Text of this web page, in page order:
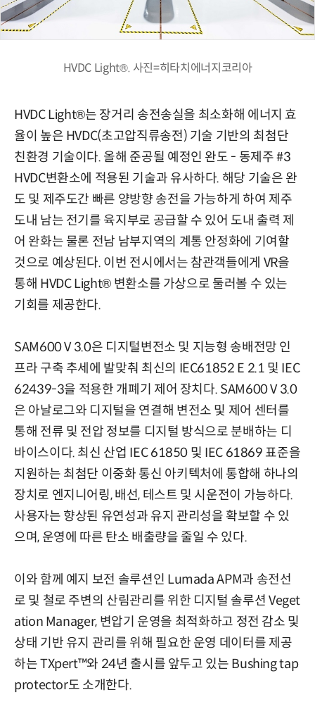
HVDC Light®. 사진=히타치에너지코리아
HVDC Light®는 장거리 송전송실을 최소화해 에너지 효
율이 높은 HVDC(초고압직류송전) 기술 기반의 최첨단
친환경 기술이다. 올해 준공될 예정인 완도 - 동제주 #3
HVDC변환소에 적용된 기술과 유사하다. 해당 기술은 완
도 및 제주도간 빠른 양방향 송전을 가능하게 하여 제주
도내 남는 전기를 육지부로 공급할 수 있어 도내 출력 제
어 완화는 물론 전남 남부지역의 계통 안정화에 기여할
것으로 예상된다. 이번 전시에서는 참관객들에게 VR을
통해 HVDC Light® 변환소를 가상으로 둘러볼 수 있는
기회를 제공한다.
SAM600 V 3.0은 디지털변전소 및 지능형 송배전망 인
프라 구축 추세에 발맞춰 최신의 IEC61852 E 2.1 및 IEC
62439-3을 적용한 개폐기 제어 장치다. SAM600 V 3.0
은 아날로그와 디지털을 연결해 변전소 및 제어 센터를
통해 전류 및 전압 정보를 디지털 방식으로 분배하는 디
바이스이다. 최신 산업 IEC 61850 및 IEC 61869 표준을
지원하는 최첨단 이중화 통신 아키텍처에 통합해 하나의
장치로 엔지니어링, 배선, 테스트 및 시운전이 가능하다.
사용자는 향상된 유연성과 유지 관리성을 확보할 수 있
으며, 운영에 따른 탄소 배출량을 줄일 수 있다.
이와 함께 예지 보전 솔루션인 Lumada APM과 송전선
로 및 철로 주변의 산림관리를 위한 디지털 솔루션 Veget
ation Manager, 변압기 운영을 최적화하고 정전 감소 및
상태 기반 유지 관리를 위해 필요한 운영 데이터를 제공
하는 TXpert™와 24년 출시를 앞두고 있는 Bushing tap
protector도 소개한다.